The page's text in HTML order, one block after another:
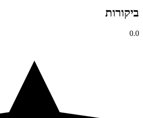
ביקורות
0.0